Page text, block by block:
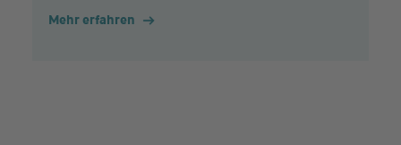
Mehr erfahren